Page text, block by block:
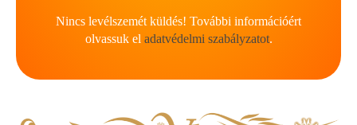
Nincs levélszemét küldés! További információért
olvassuk el adatvédelmi szabályzatot.